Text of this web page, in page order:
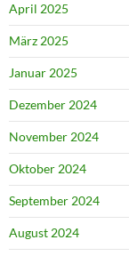
April 2025
März 2025
Januar 2025
Dezember 2024
November 2024
Oktober 2024
September 2024
August 2024